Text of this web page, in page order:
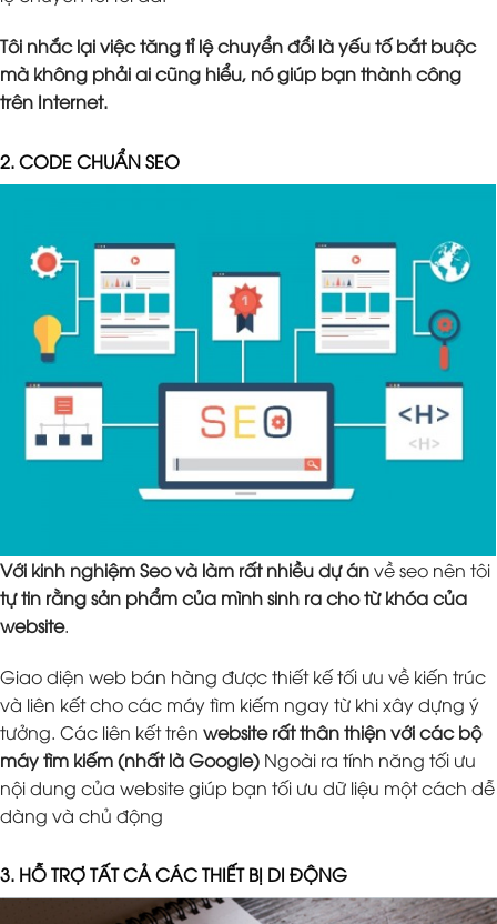
Tôi nhắc lại việc tăng tỉ lệ chuyển đổi là yếu tố bắt buộc
mà không phải ai cũng hiểu, nó giúp bạn thành công
trên Internet.
2. CODE CHUẨN SEO
Với kinh nghiệm Seo và làm rất nhiều dự ánvề seo nên tôi
tự tin rằng sản phẩm của mình sinh ra cho từ khóa của
website.
Giao diện web bán hàng được thiết kế tối ưu về kiến trúc
và liên kết cho các máy tìm kiếm ngay từ khi xây dựng ý
tưởng. Các liên kết trên website rất thân thiện với các bộ
máy tìm kiếm (nhất là Google) Ngoài ra tính năng tối ưu
nội dung của website giúp bạn tối ưu dữ liệu một cách dễ
dàng và chủ động
3. HỖ TRỢ TẤT CẢ CÁC THIẾT BỊ DI ĐỘNG